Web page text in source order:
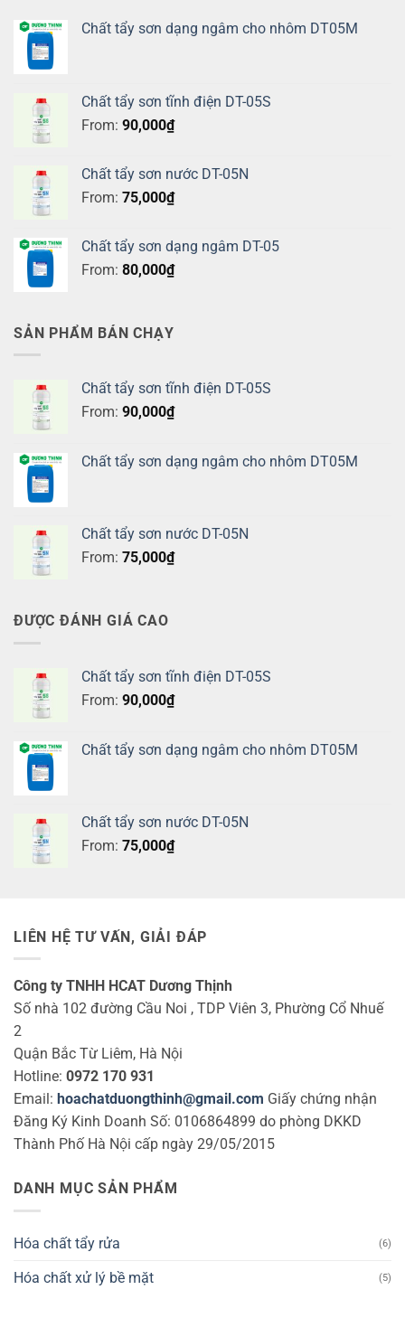
Chất tẩy sơn dạng ngâm cho nhôm DT05M
Chất tẩy sơn tĩnh điện DT-05S
From: 90,000₫
Chất tẩy sơn nước DT-05N
From: 75,000₫
Chất tẩy sơn dạng ngâm DT-05
From: 80,000₫
SẢN PHẨM BÁN CHẠY
Chất tẩy sơn tĩnh điện DT-05S
From: 90,000₫
Chất tẩy sơn dạng ngâm cho nhôm DT05M
Chất tẩy sơn nước DT-05N
From: 75,000₫
ĐƯỢC ĐÁNH GIÁ CAO
Chất tẩy sơn tĩnh điện DT-05S
From: 90,000₫
Chất tẩy sơn dạng ngâm cho nhôm DT05M
Chất tẩy sơn nước DT-05N
From: 75,000₫
LIÊN HỆ TƯ VẤN, GIẢI ĐÁP
Công ty TNHH HCAT Dương Thịnh
Số nhà 102 đường Cầu Noi , TDP Viên 3, Phường Cổ Nhuế
2
Quận Bắc Từ Liêm, Hà Nội
Hotline: 0972 170 931
Email: hoachatduongthinh@gmail.com Giấy chứng nhận
Đăng Ký Kinh Doanh Số: 0106864899 do phòng DKKD
Thành Phố Hà Nội cấp ngày 29/05/2015
DANH MỤC SẢN PHẨM
Hóa chất tẩy rửa (6)
Hóa chất xử lý bề mặt (5)